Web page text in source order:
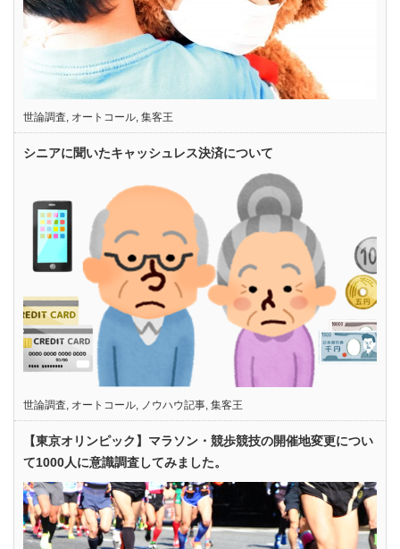
世論調査, オートコール, 集客王
シニアに聞いたキャッシュレス決済について
世論調査, オートコール, ノウハウ記事, 集客王
【東京オリンピック】マラソン・競歩競技の開催地変更につい
て1000人に意識調査してみました。